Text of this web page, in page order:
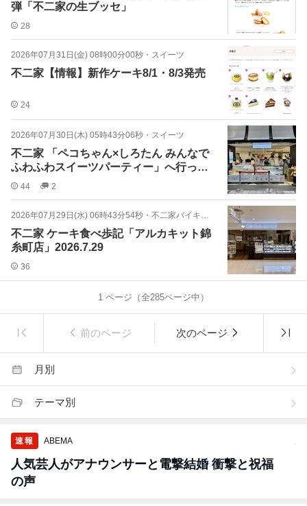
弾「不二家の生ブッセ」
28
2026年07月31日(金) 08時00分00秒 ・ スイーツ
不二家【情報】新作ケーキ8/1・8/3発売
24
2026年07月30日(木) 05時43分06秒 ・ スイーツ
不二家 「ペコちゃん×しろたん みんなで
ふわふわスイーツパーティー」へ行って
きました
44 2
2026年07月29日(水) 06時43分54秒 ・ 不二家バイキング
不二家 ケーキ食べ歩記「アルカキット錦
糸町店」2026.7.29
36
1 ページ（全285ページ中）
前のページ 次のページ
月別
テーマ別
速報 ABEMA
人気芸人がアナウンサーと電撃結婚 衝撃と祝福
の声